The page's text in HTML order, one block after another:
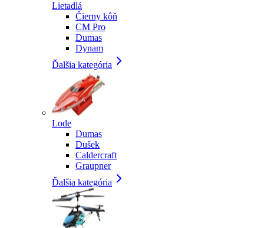
Lietadlá
Čierny kôň
CM Pro
Dumas
Dynam
Ďalšia kategória
Lode
Dumas
Dušek
Caldercraft
Graupner
Ďalšia kategória